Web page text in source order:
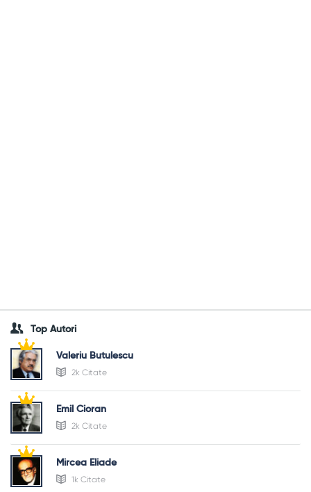
Top Autori
Valeriu Butulescu
2k Citate
Emil Cioran
2k Citate
Mircea Eliade
1k Citate